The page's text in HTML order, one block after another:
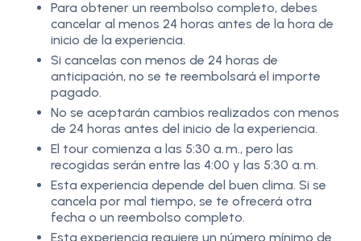
Para obtener un reembolso completo, debes
cancelar al menos 24 horas antes de la hora de
inicio de la experiencia.
Si cancelas con menos de 24 horas de
anticipación, no se te reembolsará el importe
pagado.
No se aceptarán cambios realizados con menos
de 24 horas antes del inicio de la experiencia.
El tour comienza a las 5:30 a. m., pero las
recogidas serán entre las 4:00 y las 5:30 a. m.
Esta experiencia depende del buen clima. Si se
cancela por mal tiempo, se te ofrecerá otra
fecha o un reembolso completo.
Esta experiencia requiere un número mínimo de